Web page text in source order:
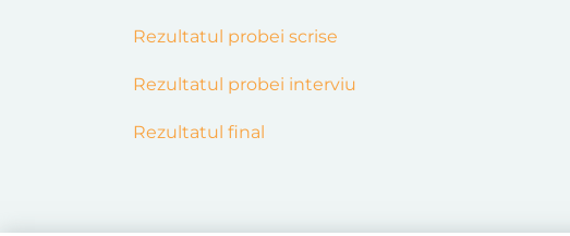
Rezultatul probei scrise
Rezultatul probei interviu
Rezultatul final